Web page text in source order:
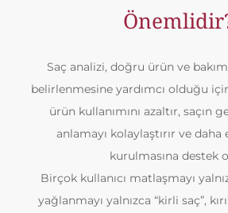
Saç analizi, doğru ürün ve
belirlenmesine yardımcı olduğu
ürün kullanımını azaltır, saçın
anlamayı kolaylaştırır ve
kurulmasına destek
Birçok kullanıcı matlaşmayı
yağlanmayı yalnızca “kirli saç”,